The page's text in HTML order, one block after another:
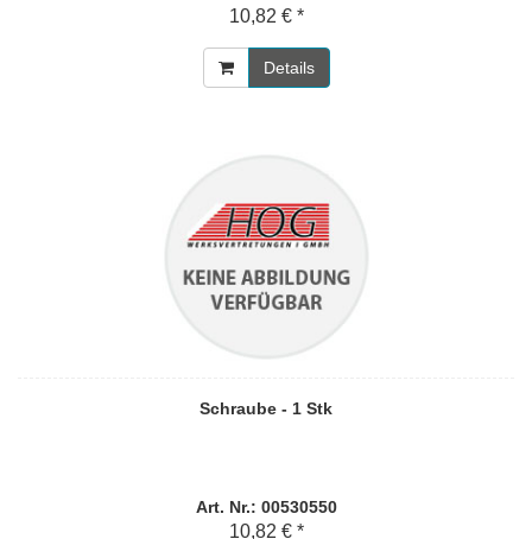
10,82 € *
Details
Schraube - 1 Stk
Art. Nr.: 00530550
10,82 € *